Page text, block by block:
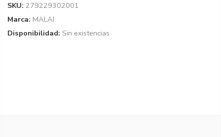
SKU: 279229302001
Marca: MALAI
Disponibilidad: Sin existencias